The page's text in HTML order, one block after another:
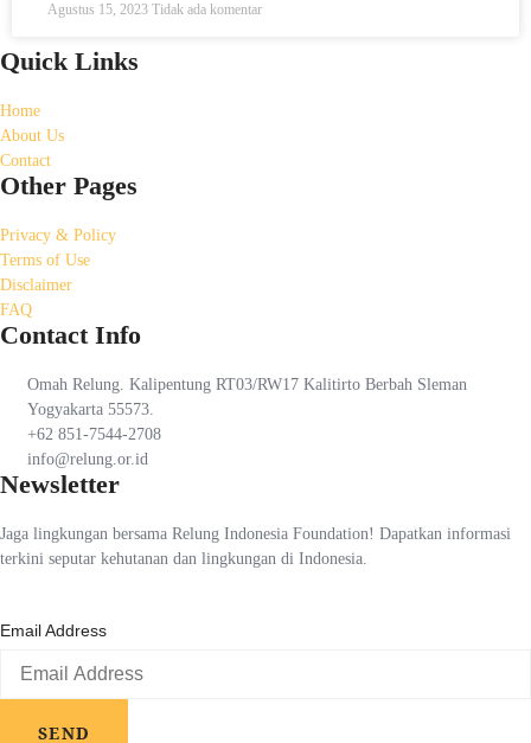
Agustus 15, 2023 Tidak ada komentar
Quick Links
Home
About Us
Contact
Other Pages
Privacy & Policy
Terms of Use
Disclaimer
FAQ
Contact Info
Omah Relung. Kalipentung RT03/RW17 Kalitirto Berbah Sleman
Yogyakarta 55573.
+62 851-7544-2708
info@relung.or.id
Newsletter
Jaga lingkungan bersama Relung Indonesia Foundation! Dapatkan informasi
terkini seputar kehutanan dan lingkungan di Indonesia.
Email Address
SEND